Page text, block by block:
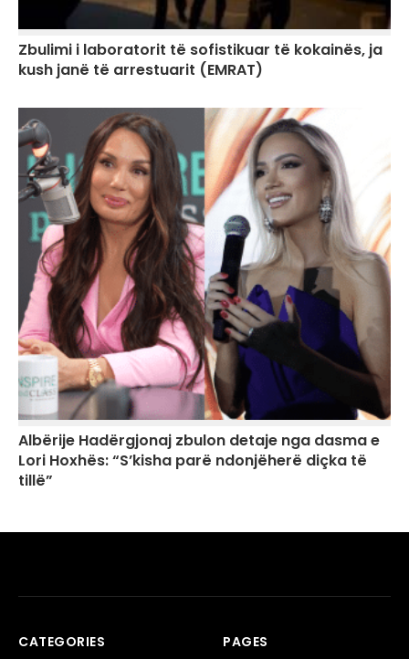
Zbulimi i laboratorit të sofistikuar të kokainës, ja
kush janë të arrestuarit (EMRAT)
Albërije Hadërgjonaj zbulon detaje nga dasma e
Lori Hoxhës: “S’kisha parë ndonjëherë diçka të
tillë”
CATEGORIES PAGES